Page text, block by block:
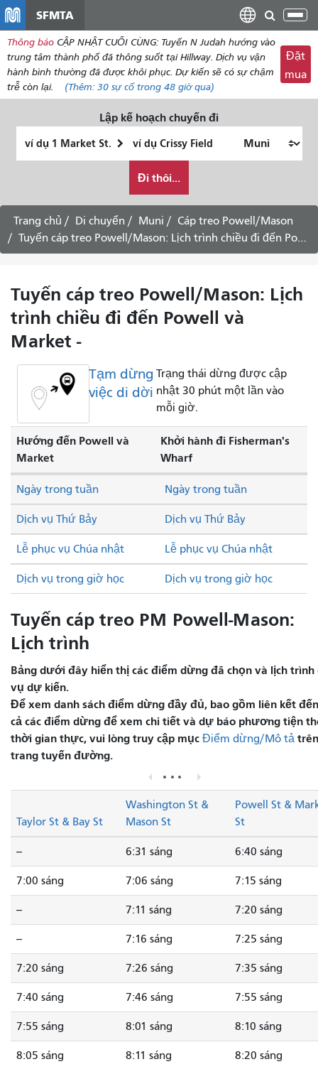
dung
SFMTA
Thông báo CẬP NHẬT CUỐI CÙNG: Tuyến N Judah hướng vào
trung tâm thành phố đã thông suốt tại Hillway. Dịch vụ vận
hành bình thường đã được khôi phục. Dự kiến ​​sẽ có sự chậm
trễ còn lại.
(Thêm: 30 sự cố trong 48 giờ qua)
Đặt
mua
Lập kế hoạch chuyến đi
thúc
muốn
đi
du
lịch
như
Đi thôi...
Trang chủ Di chuyển Muni
Cáp treo Powell/Mason
Tuyến cáp treo Powell/Mason: Lịch trình chiều đi đến Powell và Market -
Tuyến cáp treo Powell/Mason: Lịch
trình chiều đi đến Powell và
Market -
Tạm dừng
việc di dời
Trạng thái dừng được cập
nhật 30 phút một lần vào
mỗi giờ.
Hướng đến Powell và
Market
Khởi hành đi Fisherman's
Wharf
Dịch vụ Thứ Bảy Dịch vụ Thứ Bảy
Lễ phục vụ Chúa nhật Lễ phục vụ Chúa nhật
Ngày trong tuần Ngày trong tuần
Dịch vụ trong giờ học Dịch vụ trong giờ học
Tuyến cáp treo PM Powell-Mason:
Lịch trình
Bảng dưới đây hiển thị các điểm dừng đã chọn và lịch trình
vụ dự kiến.
Để xem danh sách điểm dừng đầy đủ, bao gồm liên kết
cả các điểm dừng để xem chi tiết và dự báo phương tiện
thời gian thực, vui lòng truy cập mục Điểm dừng/Mô tả trên
trang tuyến đường.
Taylor St & Bay St
Washington St &
Mason St
Powell St &
St
-- 6:31 sáng 6:40 sáng
7:00 sáng 7:06 sáng 7:15 sáng
-- 7:11 sáng 7:20 sáng
-- 7:16 sáng 7:25 sáng
7:20 sáng 7:26 sáng 7:35 sáng
7:40 sáng 7:46 sáng 7:55 sáng
7:55 sáng 8:01 sáng 8:10 sáng
8:05 sáng 8:11 sáng 8:20 sáng